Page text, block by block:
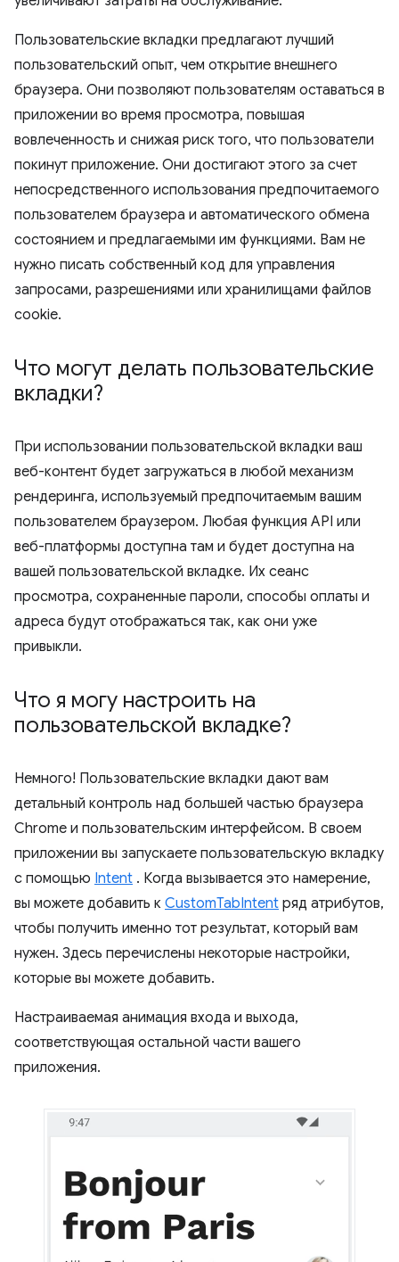
Пользовательские вкладки предлагают лучший
пользовательский опыт, чем открытие внешнего
браузера. Они позволяют пользователям оставаться в
приложении во время просмотра, повышая
вовлеченность и снижая риск того, что пользователи
покинут приложение. Они достигают этого за счет
непосредственного использования предпочитаемого
пользователем браузера и автоматического обмена
состоянием и предлагаемыми им функциями. Вам не
нужно писать собственный код для управления
запросами, разрешениями или хранилищами файлов
cookie.
Что могут делать пользовательские
вкладки?
При использовании пользовательской вкладки ваш
веб-контент будет загружаться в любой механизм
рендеринга, используемый предпочитаемым вашим
пользователем браузером. Любая функция API или
веб-платформы доступна там и будет доступна на
вашей пользовательской вкладке. Их сеанс
просмотра, сохраненные пароли, способы оплаты и
адреса будут отображаться так, как они уже
привыкли.
Что я могу настроить на
пользовательской вкладке?
Немного! Пользовательские вкладки дают вам
детальный контроль над большей частью браузера
Chrome и пользовательским интерфейсом. В своем
приложении вы запускаете пользовательскую вкладку
с помощью Intent . Когда вызывается это намерение,
вы можете добавить к CustomTabIntent ряд атрибутов,
чтобы получить именно тот результат, который вам
нужен. Здесь перечислены некоторые настройки,
которые вы можете добавить.
Настраиваемая анимация входа и выхода,
соответствующая остальной части вашего
приложения.